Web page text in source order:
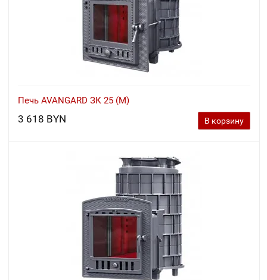
Печь AVANGARD ЗК 25 (М)
3 618 BYN В корзину